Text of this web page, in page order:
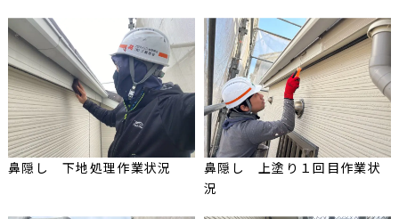
鼻隠し 下地処理作業状況
鼻隠し 上塗り１回目作業状
況